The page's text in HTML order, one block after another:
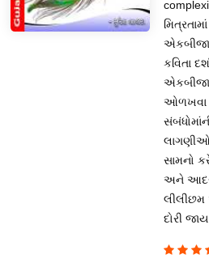
કવિતા
ઓળખવા
સામનો
અને આદર
લીલીછમ
દોરી